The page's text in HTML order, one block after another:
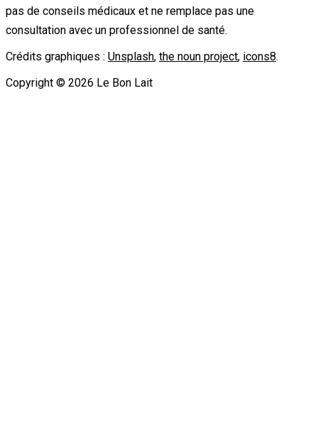
pas de conseils médicaux et ne remplace pas une
consultation avec un professionnel de santé.
Crédits graphiques : Unsplash, the noun project, icons8.
Copyright © 2026 Le Bon Lait